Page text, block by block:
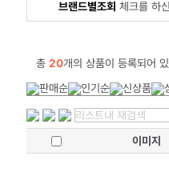
브랜드별조회 체크를 하
총 20개의 상품이 등록되어
이미지